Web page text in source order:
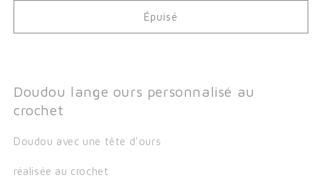
Épuisé
Doudou lange ours personnalisé au
crochet
Doudou avec une tête d'ours
réalisée au crochet